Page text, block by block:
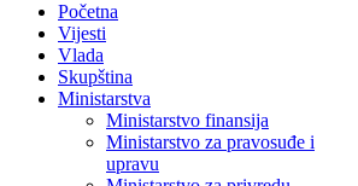
Početna
Vijesti
Vlada
Skupština
Ministarstva
Ministarstvo finansija
Ministarstvo za pravosuđe i
upravu